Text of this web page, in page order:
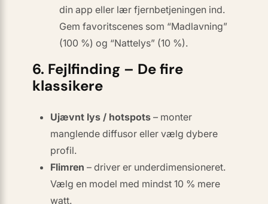
din app eller lær fjernbetjeningen ind.
Gem favoritscenes som “Madlavning”
(100 %) og “Nattelys” (10 %).
6. Fejlfinding – De fire
klassikere
Ujævnt lys / hotspots – monter
manglende diffusor eller vælgdybere
profil.
Flimren – driver er underdimensioneret.
Vælg en model med mindst 10 % mere
watt.